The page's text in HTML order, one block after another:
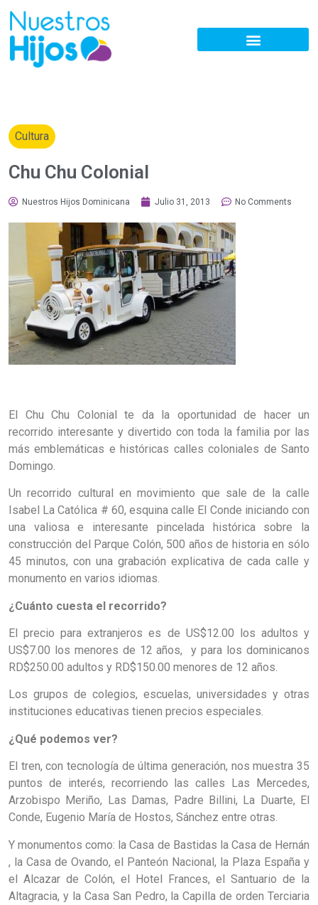
Cultura
Chu Chu Colonial
Nuestros Hijos Dominicana Julio 31, 2013 No Comments
El Chu Chu Colonial te da la oportunidad de hacer un
recorrido interesante y divertido con toda la familia por las
más emblemáticas e históricas calles coloniales de Santo
Domingo.
Un recorrido cultural en movimiento que sale de la calle
Isabel La Católica # 60, esquina calle El Conde iniciando con
una valiosa e interesante pincelada histórica sobre la
construcción del Parque Colón, 500 años de historia en sólo
45 minutos, con una grabación explicativa de cada calle y
monumento en varios idiomas.
¿Cuánto cuesta el recorrido?
El precio para extranjeros es de US$12.00 los adultos y
US$7.00 los menores de 12 años, y para los dominicanos
RD$250.00 adultos y RD$150.00 menores de 12 años.
Los grupos de colegios, escuelas, universidades y otras
instituciones educativas tienen precios especiales.
¿Qué podemos ver?
El tren, con tecnología de última generación, nos muestra 35
puntos de interés, recorriendo las calles Las Mercedes,
Arzobispo Meriño, Las Damas, Padre Billini, La Duarte, El
Conde, Eugenio María de Hostos, Sánchez entre otras.
Y monumentos como: la Casa de Bastidas la Casa de Hernán
, la Casa de Ovando, el Panteón Nacional, la Plaza España y
el Alcazar de Colón, el Hotel Frances, el Santuario de la
Altagracia, y la Casa San Pedro, la Capilla de orden Terciaria